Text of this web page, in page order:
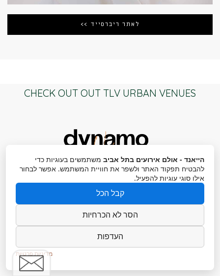
לאתר ריברסייד >>
CHECK OUT OUT TLV URBAN VENUES
הייאנד - אולם אירועים בתל אביב משתמשים בעוגיות כדי
להבטיח תפקוד האתר ולשפר את חוויית המשתמש. אפשר לבחור
אילו סוגי עוגיות להפעיל.
קבל הכל
הסר לא הכרחיות
העדפות
מדיניות פרטיות